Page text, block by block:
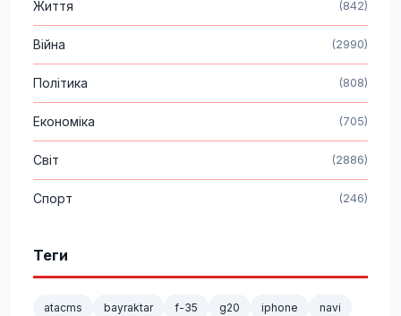
Життя (842)
Війна (2990)
Політика (808)
Економіка (705)
Світ (2886)
Спорт (246)
Теги
atacms bayraktar f-35 g20 iphone
navi